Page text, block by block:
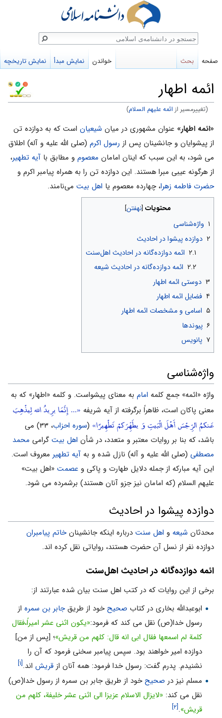
ائمه اطهار
(تغییرمسیر از ائمه علیهم السلام)
پرش
به
ناوبری
پرش
به
جستجو
«ائمه اطهار» عنوان مشهوری در میان شیعیان است که به دوازده تن
از پیشوایان و جانشینان پس از رسول اکرم (صلی الله علیه و آله) اطلاق
می شود، به این سبب که اینان امامان معصوم و مطابق با آیه تطهیر،
از هرگونه عیبی مبرا هستند. این دوازده تن را به همراه پیامبر اکرم و
حضرت فاطمه زهرا، چهارده معصوم یا اهل بیت می‌نامند.
محتویات
۱ واژه‌شناسی
۲ دوازده پیشوا در احادیث
۲.۱ ائمه دوازده‌گانه در احادیث اهل‌سنت
۲.۲ ائمه دوازده‌گانه در احادیث شیعه
۳ دوستی ائمه اطهار
۴ فضایل ائمه اطهار
۵ اسامی و مشخصات ائمه اطهار
۶ پيوندها
۷ پانویس
واژه‌شناسی
واژه «ائمه» جمع کلمه امام به معنای پیشواست. و کلمه «اطهار» که به
معنی پاکان است، ظاهراً برگرفته از آیه شریفه «... إِنَّمَا یرِیدُ الله لِیذْهِبَ
عَنکمُ الرِّجْسَ أَهْلَ الْبَیتِ وَ یطَهِّرَکمْ تَطْهِیرًا» (سوره احزاب
، ۳۳) می
باشد، که بنا بر روایات معتبر و متعدد، در شأن اهل بیت گرامی محمد
مصطفی (صلی الله علیه و آله) نازل شده و به آیه تطهیر معروف است.
این آیه مبارکه از جمله دلایل طهارت و پاکی و عصمت «اهل بیت»
علیهم السلام (که امامان نیز جزو آنان هستند) برشمرده می شود.
دوازده پیشوا در احادیث
محدثان شیعه و اهل سنت درباره اینکه جانشینانخاتم پیامبران
دوازده نفر از نسل آن حضرت هستند، روایاتی نقل کرده اند.
ائمه دوازده‌گانه در احادیث اهل‌سنت
برخی از این روایات که در کتب اهل سنت بیان شده عبارتند از:
ابوعبدالله بخاری در کتاب صحیحخود از طریقجابر بن سمرهاز
رسول خدا(ص) نقل می کند که فرمود:«یکون اثنی عشر امیراً،فقال
کلمة لم اسمعها فقال ابی انه قال: کلهم من قریش»؛ [پس از من]
دوازده امیر خواهند بود. سپس پیامبر سخنی فرمود که آن را
نشنیدم. پدرم گفت: رسول خدا فرمود: همه آنان از قریشاند.[۱]
مسلم نیز در صحیحخود از طریق جابر بن سمره از رسول خدا(ص)
نقل می کند: «لایزال الاسلام عزیزا الی اثنی عشر خلیفة، کلهم من
قریش».[۲]
صفحه بحث خواندن نمایش مبدأ نمایش تاریخچه
جستجو